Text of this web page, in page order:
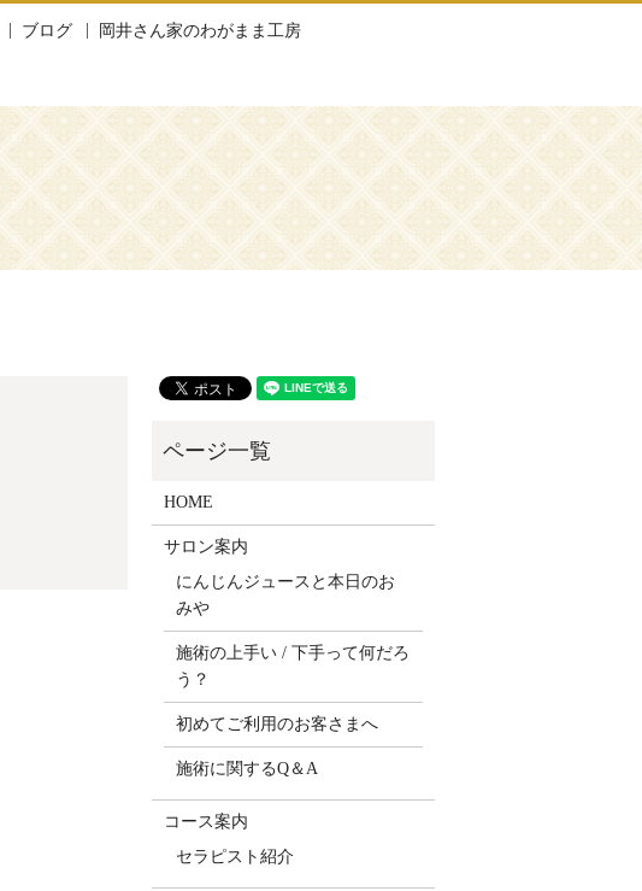
ブログ 岡井さん家のわがまま工房
HOME
サロン案内
にんじんジュースと本日のお
みや
施術の上手い / 下手って何だろ
う？
初めてご利用のお客さまへ
施術に関するQ＆A
コース案内
セラピスト紹介